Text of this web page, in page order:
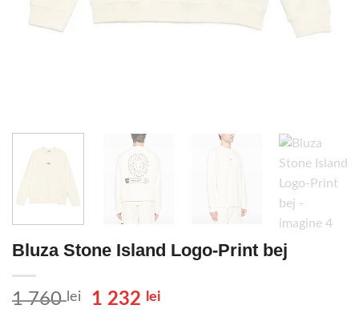
Bluza Stone Island Logo-Print bej
1 760 lei
Prețul
1 232 lei